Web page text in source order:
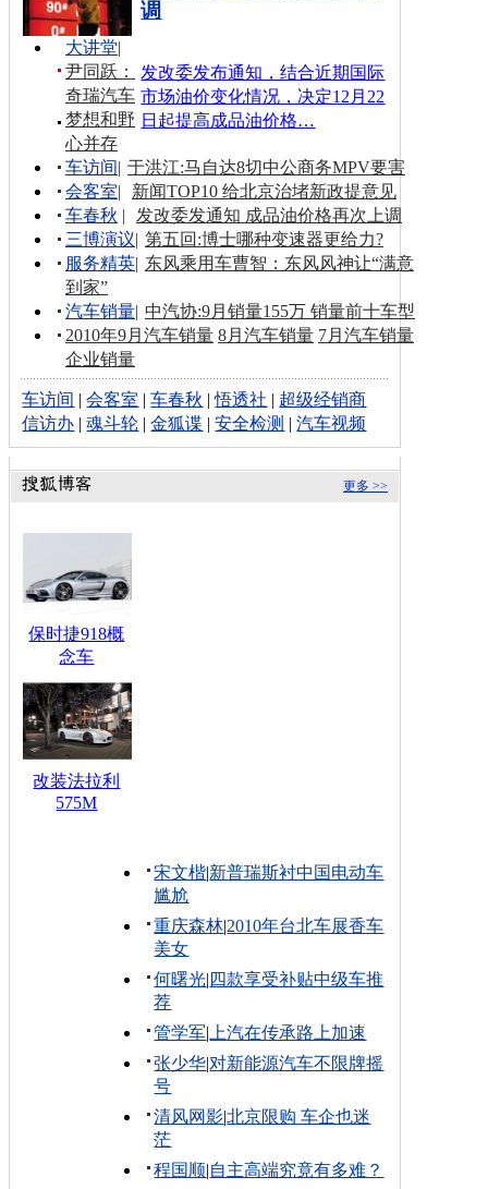
调
发改委发布通知，结合近期国际
市场油价变化情况，决定12月22
日起提高成品油价格…
大讲堂|
尹同跃：
奇瑞汽车
梦想和野
心并存
车访间| 于洪江:马自达8切中公商务MPV要害
会客室|
新闻TOP10 给北京治堵新政提意见
车春秋 |
发改委发通知 成品油价格再次上调
三博演议| 第五回:博士哪种变速器更给力?
服务精英| 东风乘用车曹智：东风风神让“满意
到家”
汽车销量| 中汽协:9月销量155万 销量前十车型
2010年9月汽车销量 8月汽车销量 7月汽车销量
企业销量
车访间 |会客室 |车春秋 |悟透社 | 超级经销商
信访办 |魂斗轮 |金狐谍 |安全检测 |汽车视频
更多 >>
保时捷918概
念车
改装法拉利
575M
宋文楷|新普瑞斯衬中国电动车
尴尬
重庆森林|2010年台北车展香车
美女
何曙光| 四款享受补贴中级车推
荐
管学军| 上汽在传承路上加速
张少华|对新能源汽车不限牌摇
号
清风网影|北京限购 车企也迷
茫
程国顺|自主高端究竟有多难？